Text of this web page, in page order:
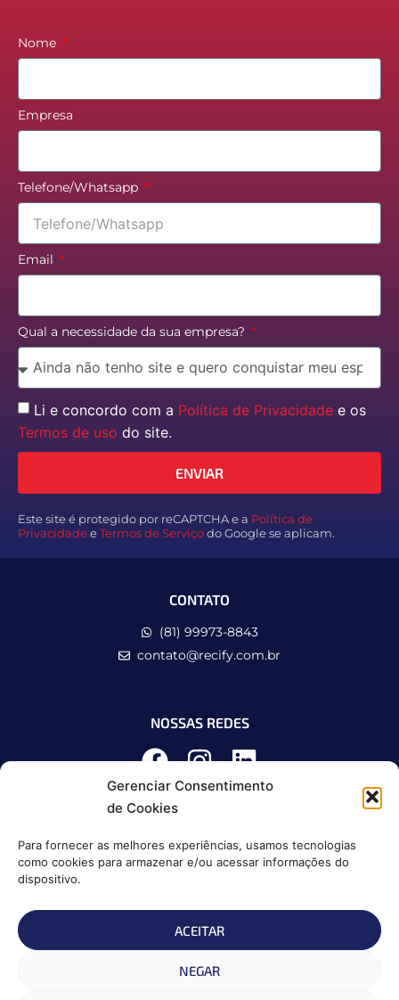
Gerenciar Consentimento
de Cookies
Para fornecer as melhores experiências, usamos tecnologias
como cookies para armazenar e/ou acessar informações do
dispositivo.
ACEITAR
NEGAR
Nome
Empresa
Telefone/Whatsapp
Email
Qual a necessidade da sua empresa?
Li e concordo com a Política de Privacidade e os
Termos de uso do site.
ENVIAR
Este site é protegido por reCAPTCHA e a Política de
Privacidade e Termos de Serviço do Google se aplicam.
CONTATO
(81) 99973-8843
contato@recify.com.br
NOSSAS REDES